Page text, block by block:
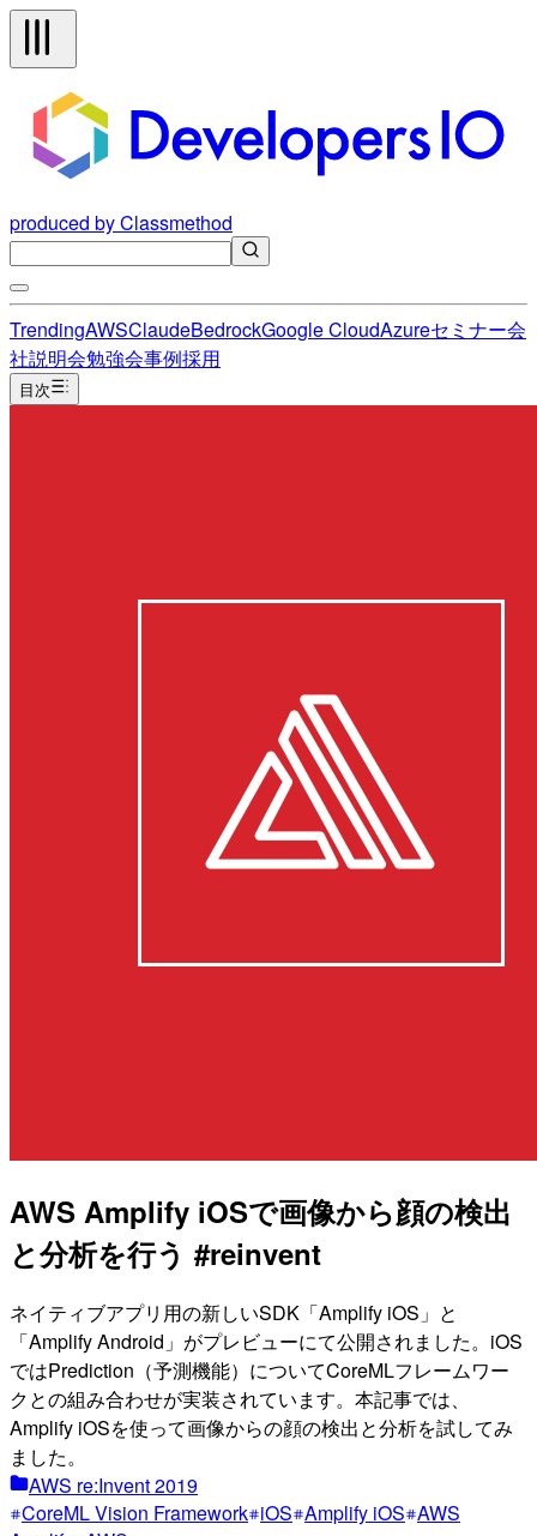
produced by Classmethod
TrendingAWSClaudeBedrockGoogle CloudAzureセミナー会
社説明会勉強会事例採用
目次
AWS Amplify iOSで画像から顔の検出
と分析を行う #reinvent
ネイティブアプリ用の新しいSDK「Amplify iOS」と
「Amplify Android」がプレビューにて公開されました。iOS
ではPrediction（予測機能）についてCoreMLフレームワー
クとの組み合わせが実装されています。本記事では、
Amplify iOSを使って画像からの顔の検出と分析を試してみ
ました。
AWS re:Invent 2019
CoreML Vision Framework iOS Amplify iOS AWS